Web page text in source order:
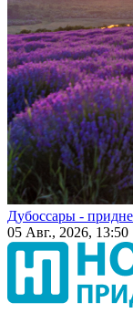
Дубоссары -
05 Авг., 2026, 13:50